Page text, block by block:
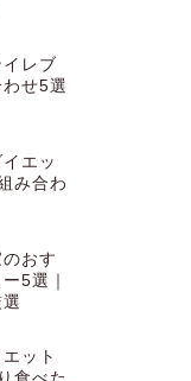
イレブ
せ5選
エッ
み合わ
のおす
5選｜
ット